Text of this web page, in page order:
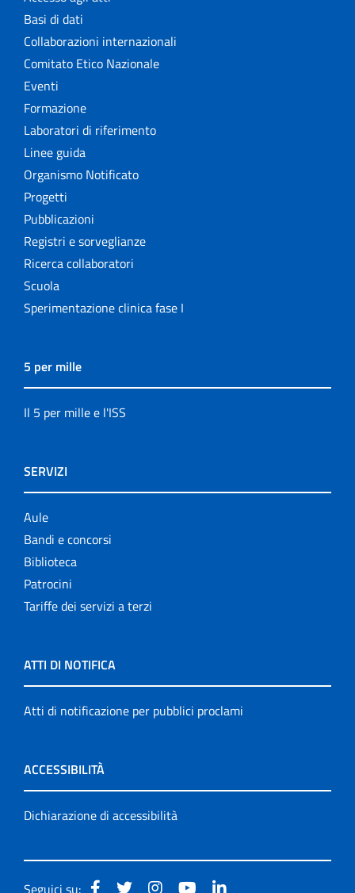
Basi di dati
Collaborazioni internazionali
Comitato Etico Nazionale
Eventi
Formazione
Laboratori di riferimento
Linee guida
Organismo Notificato
Progetti
Pubblicazioni
Registri e sorveglianze
Ricerca collaboratori
Scuola
Sperimentazione clinica fase I
5 per mille
Il 5 per mille e l'ISS
SERVIZI
Aule
Bandi e concorsi
Biblioteca
Patrocini
Tariffe dei servizi a terzi
ATTI DI NOTIFICA
Atti di notificazione per pubblici proclami
ACCESSIBILITÀ
Dichiarazione di accessibilità
Seguici su: